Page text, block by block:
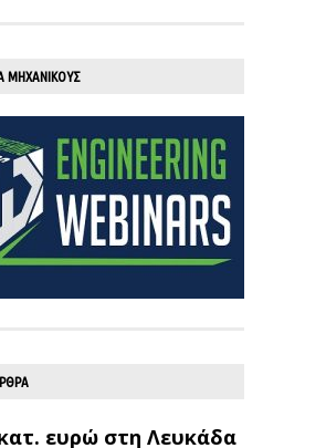
ΜΗΧΑΝΙΚΟΥΣ
ευρώ στη Λευκάδα